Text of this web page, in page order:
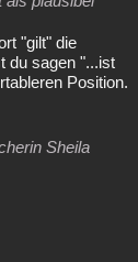
"gilt" die
du sagen "...ist
Position.
Sheila